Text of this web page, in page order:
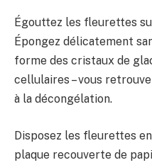
Égouttez les fleurettes
Épongez délicatement
forme des cristaux de
cellulaires – vous
à la décongélation.
Disposez les fleurettes
plaque recouverte de